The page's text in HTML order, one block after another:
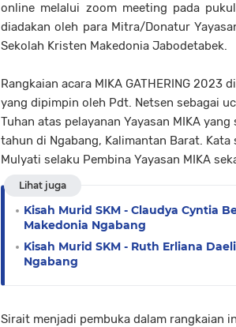
online melalui zoom meeting pada
diadakan oleh para Mitra/Donatur
Sekolah Kristen Makedonia Jabodetabek.
Rangkaian acara MIKA GATHERING 2023
yang dipimpin oleh Pdt. Netsen sebagai
Tuhan atas pelayanan Yayasan MIKA
tahun di Ngabang, Kalimantan Barat.
Mulyati selaku Pembina Yayasan MIKA
Lihat juga
Kisah Murid SKM - Claudya Cyntia
Makedonia Ngabang
Kisah Murid SKM - Ruth Erliana
Ngabang
Sirait menjadi pembuka dalam rangkaian